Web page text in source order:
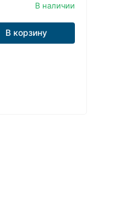
В наличии
В корзину